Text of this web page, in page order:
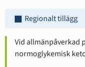
Regionalt tillägg
Vid allmänpåverkad
normoglykemisk